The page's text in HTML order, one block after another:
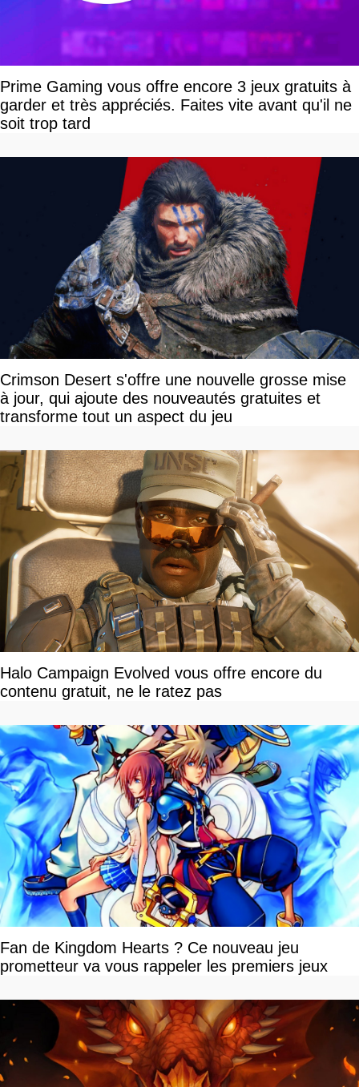
Prime Gaming vous offre encore 3 jeux gratuits à
garder et très appréciés. Faites vite avant qu'il ne
soit trop tard
Crimson Desert s'offre une nouvelle grosse mise
à jour, qui ajoute des nouveautés gratuites et
transforme tout un aspect du jeu
Halo Campaign Evolved vous offre encore du
contenu gratuit, ne le ratez pas
Fan de Kingdom Hearts ? Ce nouveau jeu
prometteur va vous rappeler les premiers jeux